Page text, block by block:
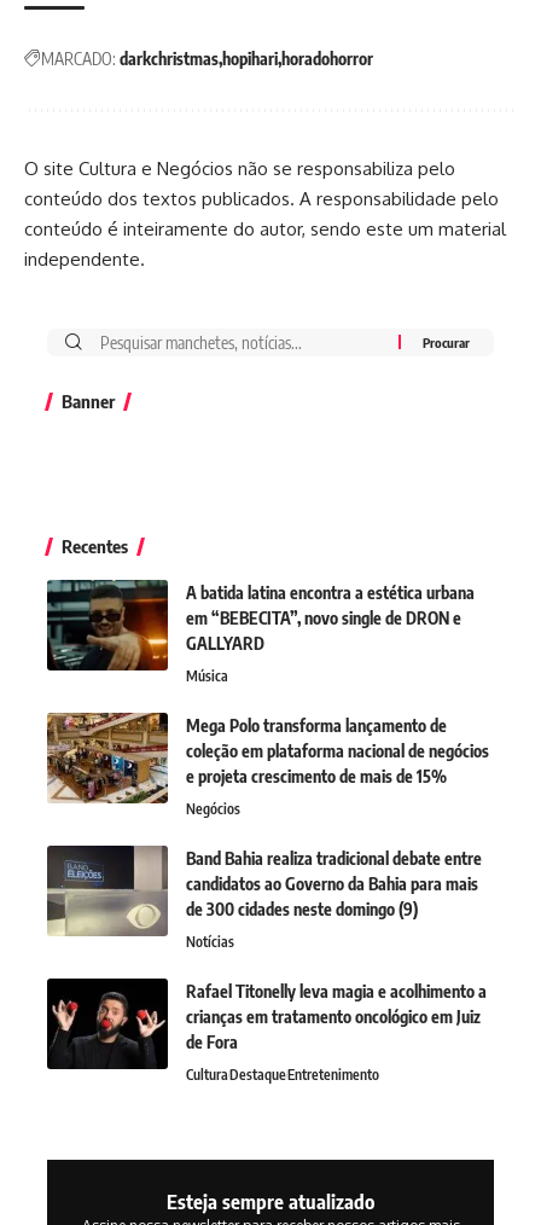
MARCADO: darkchristmas hopihari horadohorror
O site Cultura e Negócios não se responsabiliza pelo
conteúdo dos textos publicados. A responsabilidade pelo
conteúdo é inteiramente do autor, sendo este um material
independente.
Banner
Recentes
A batida latina encontra a estética urbana
em “BEBECITA”, novo single de DRON e
GALLYARD
Música
Mega Polo transforma lançamento de
coleção em plataforma nacional de negócios
e projeta crescimento de mais de 15%
Negócios
Band Bahia realiza tradicional debate entre
candidatos ao Governo da Bahia para mais
de 300 cidades neste domingo (9)
Notícias
Rafael Titonelly leva magia e acolhimento a
crianças em tratamento oncológico em Juiz
de Fora
CulturaDestaqueEntretenimento
Esteja sempre atualizado